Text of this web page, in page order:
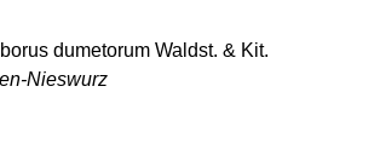
dumetorum Waldst. & Kit.
Nieswurz